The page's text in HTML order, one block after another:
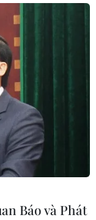
Báo và Phát